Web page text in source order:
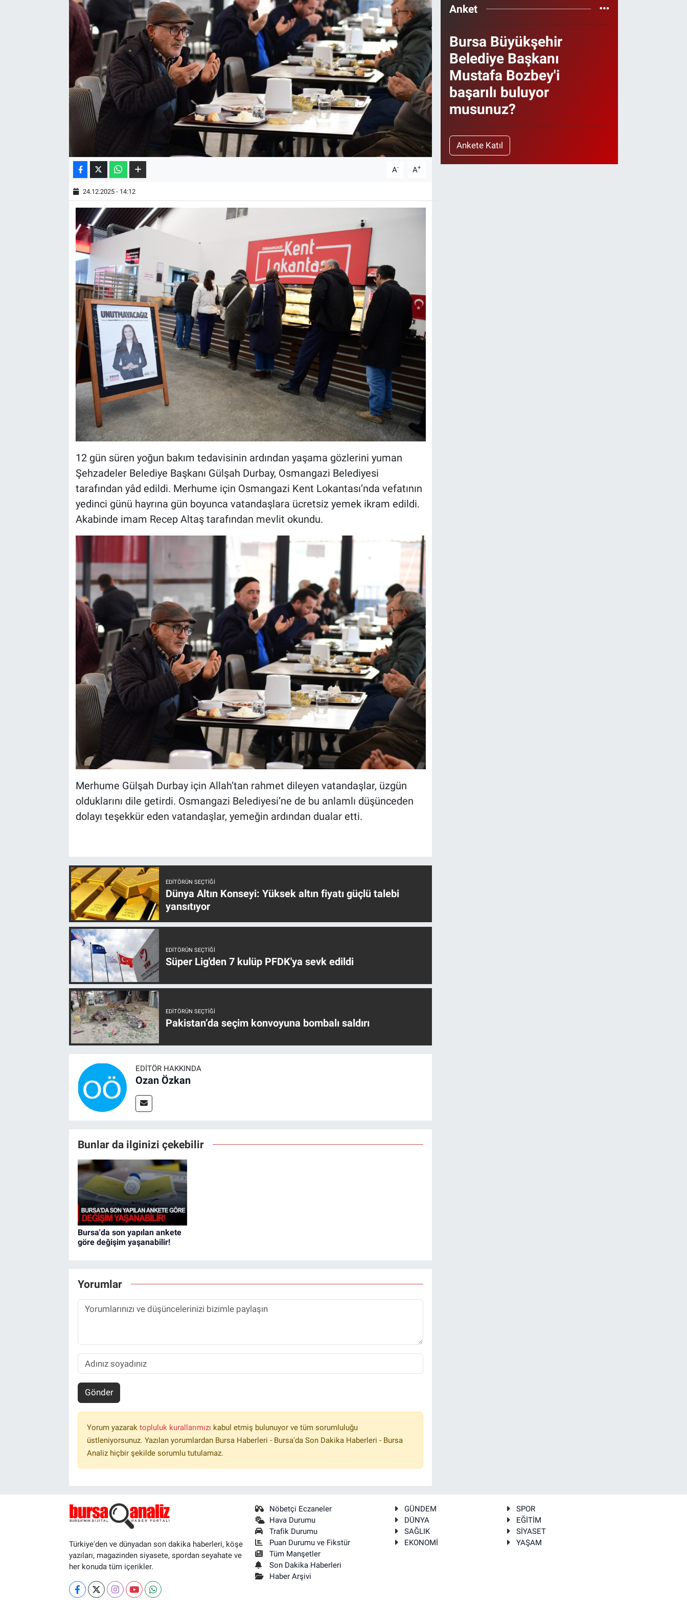
A- A+
24.12.2025 - 14:12
12 gün süren yoğun bakım tedavisinin ardından yaşama gözlerini yuman
Şehzadeler Belediye Başkanı Gülşah Durbay, Osmangazi Belediyesi
tarafından yâd edildi. Merhume için Osmangazi Kent Lokantası’nda vefatının
yedinci günü hayrına gün boyunca vatandaşlara ücretsiz yemek ikram edildi.
Akabinde imam Recep Altaş tarafından mevlit okundu.
Merhume Gülşah Durbay için Allah’tan rahmet dileyen vatandaşlar, üzgün
olduklarını dile getirdi. Osmangazi Belediyesi’ne de bu anlamlı düşünceden
dolayı teşekkür eden vatandaşlar, yemeğin ardından dualar etti.
EDITÖRÜN SEÇTIĞI
Dünya Altın Konseyi: Yüksek altın fiyatı güçlü talebi
yansıtıyor
EDITÖRÜN SEÇTIĞI
Süper Lig'den 7 kulüp PFDK'ya sevk edildi
EDITÖRÜN SEÇTIĞI
Pakistan’da seçim konvoyuna bombalı saldırı
EDITÖR HAKKINDA
Ozan Özkan
Bunlar da ilginizi çekebilir
Bursa'da son yapılan ankete
göre değişim yaşanabilir!
Yorumlar
Gönder
Yorum yazarak topluluk kurallarımızı kabul etmiş bulunuyor ve tüm sorumluluğu
üstleniyorsunuz. Yazılan yorumlardan Bursa Haberleri - Bursa'da Son Dakika Haberleri - Bursa
Analiz hiçbir şekilde sorumlu tutulamaz.
Anket
Bursa Büyükşehir
Belediye Başkanı
Mustafa Bozbey'i
başarılı buluyor
musunuz?
Ankete Katıl
Türkiye'den ve dünyadan son dakika haberleri, köşe
yazıları, magazinden siyasete, spordan seyahate ve
her konuda tüm içerikler.
Nöbetçi Eczaneler
Hava Durumu
Trafik Durumu
Puan Durumu ve Fikstür
Tüm Manşetler
Son Dakika Haberleri
Haber Arşivi
GÜNDEM
SPOR
DÜNYA
EĞİTİM
SAĞLIK
SİYASET
EKONOMİ
YAŞAM